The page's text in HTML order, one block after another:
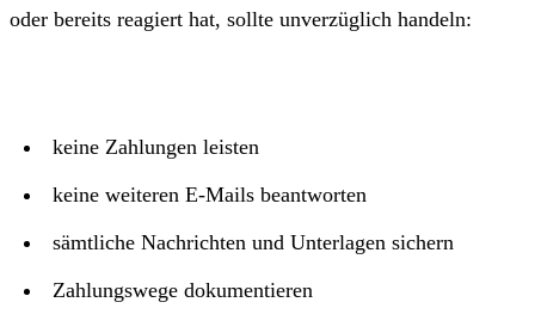
oder bereits reagiert hat, sollte unverzüglich handeln:
keine Zahlungen leisten
keine weiteren E-Mails beantworten
sämtliche Nachrichten und Unterlagen sichern
Zahlungswege dokumentieren